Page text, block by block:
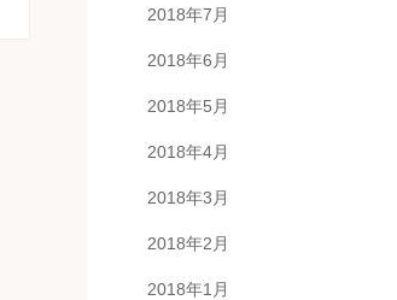
2018年7月
2018年6月
2018年5月
2018年4月
2018年3月
2018年2月
2018年1月